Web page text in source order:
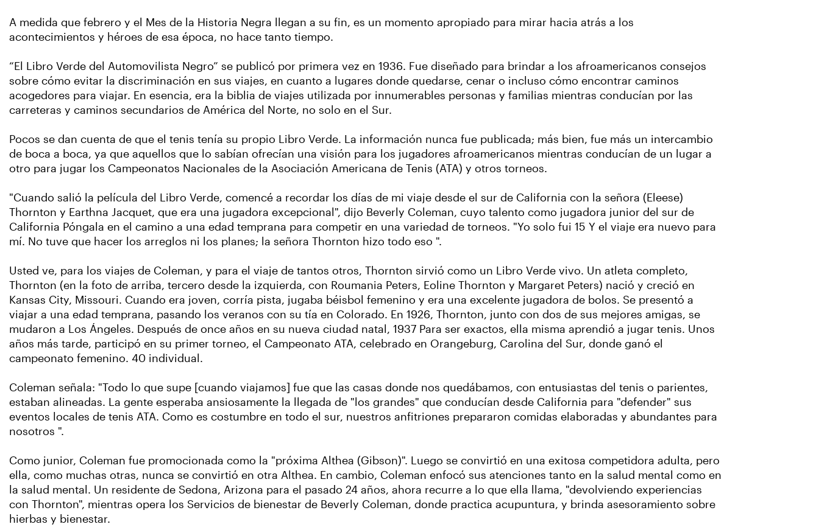
A medida que febrero y el Mes de la Historia Negra llegan a su fin, es un momento apropiado para mirar hacia atrás a los
acontecimientos y héroes de esa época, no hace tanto tiempo.
“El Libro Verde del Automovilista Negro” se publicó por primera vez en 1936. Fue diseñado para brindar a los afroamericanos consejos
sobre cómo evitar la discriminación en sus viajes, en cuanto a lugares donde quedarse, cenar o incluso cómo encontrar caminos
acogedores para viajar. En esencia, era la biblia de viajes utilizada por innumerables personas y familias mientras conducían por las
carreteras y caminos secundarios de América del Norte, no solo en el Sur.
Pocos se dan cuenta de que el tenis tenía su propio Libro Verde. La información nunca fue publicada; más bien, fue más un intercambio
de boca a boca, ya que aquellos que lo sabían ofrecían una visión para los jugadores afroamericanos mientras conducían de un lugar a
otro para jugar los Campeonatos Nacionales de la Asociación Americana de Tenis (ATA) y otros torneos.
"Cuando salió la película del Libro Verde, comencé a recordar los días de mi viaje desde el sur de California con la señora (Eleese)
Thornton y Earthna Jacquet, que era una jugadora excepcional", dijo Beverly Coleman, cuyo talento como jugadora junior del sur de
California Póngala en el camino a una edad temprana para competir en una variedad de torneos. "Yo solo fui 15 Y el viaje era nuevo para
mí. No tuve que hacer los arreglos ni los planes; la señora Thornton hizo todo eso ".
Usted ve, para los viajes de Coleman, y para el viaje de tantos otros, Thornton sirvió como un Libro Verde vivo. Un atleta completo,
Thornton (en la foto de arriba, tercero desde la izquierda, con Roumania Peters, Eoline Thornton y Margaret Peters) nació y creció en
Kansas City, Missouri. Cuando era joven, corría pista, jugaba béisbol femenino y era una excelente jugadora de bolos. Se presentó a
viajar a una edad temprana, pasando los veranos con su tía en Colorado. En 1926, Thornton, junto con dos de sus mejores amigas, se
mudaron a Los Ángeles. Después de once años en su nueva ciudad natal, 1937 Para ser exactos, ella misma aprendió a jugar tenis. Unos
años más tarde, participó en su primer torneo, el Campeonato ATA, celebrado en Orangeburg, Carolina del Sur, donde ganó el
campeonato femenino. 40 individual.
Coleman señala: "Todo lo que supe [cuando viajamos] fue que las casas donde nos quedábamos, con entusiastas del tenis o parientes,
estaban alineadas. La gente esperaba ansiosamente la llegada de "los grandes" que conducían desde California para "defender" sus
eventos locales de tenis ATA. Como es costumbre en todo el sur, nuestros anfitriones prepararon comidas elaboradas y abundantes para
nosotros ".
Como junior, Coleman fue promocionada como la "próxima Althea (Gibson)". Luego se convirtió en una exitosa competidora adulta, pero
ella, como muchas otras, nunca se convirtió en otra Althea. En cambio, Coleman enfocó sus atenciones tanto en la salud mental como en
la salud mental. Un residente de Sedona, Arizona para el pasado 24 años, ahora recurre a lo que ella llama, "devolviendo experiencias
con Thornton", mientras opera los Servicios de bienestar de Beverly Coleman, donde practica acupuntura, y brinda asesoramiento sobre
hierbas y bienestar.